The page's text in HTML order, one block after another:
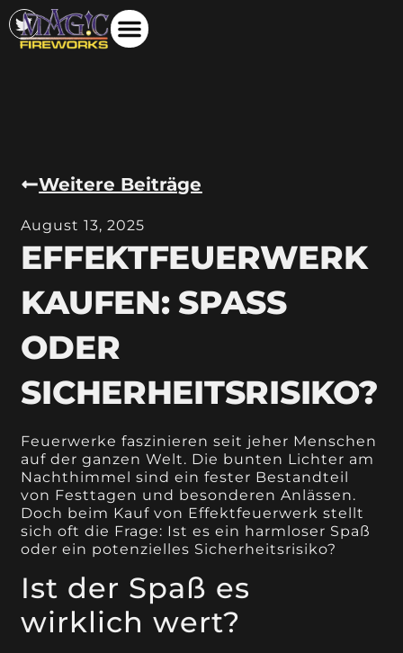
Weitere Beiträge
August 13, 2025
EFFEKTFEUERWERK
KAUFEN: SPASS O
DER S
ICHERHEITSRISIKO?
Feuerwerke faszinieren seit jeher Menschen
auf der ganzen Welt. Die bunten Lichter am
Nachthimmel sind ein fester Bestandteil
von Festtagen und besonderen Anlässen.
Doch beim Kauf von Effektfeuerwerk stellt
sich oft die Frage: Ist es ein harmloser Spaß
oder ein potenzielles Sicherheitsrisiko?
Ist der Spaß es
wirklich wert?